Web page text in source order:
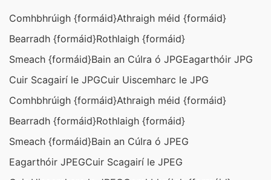
Comhbhrúigh {formáid}Athraigh méid {formáid}
Bearradh {formáid}Rothlaigh {formáid}
Smeach {formáid}Bain an Cúlra ó JPGEagarthóir JPG
Cuir Scagairí le JPGCuir Uiscemharc le JPG
Comhbhrúigh {formáid}Athraigh méid {formáid}
Bearradh {formáid}Rothlaigh {formáid}
Smeach {formáid}Bain an Cúlra ó JPEG
Eagarthóir JPEGCuir Scagairí le JPEG